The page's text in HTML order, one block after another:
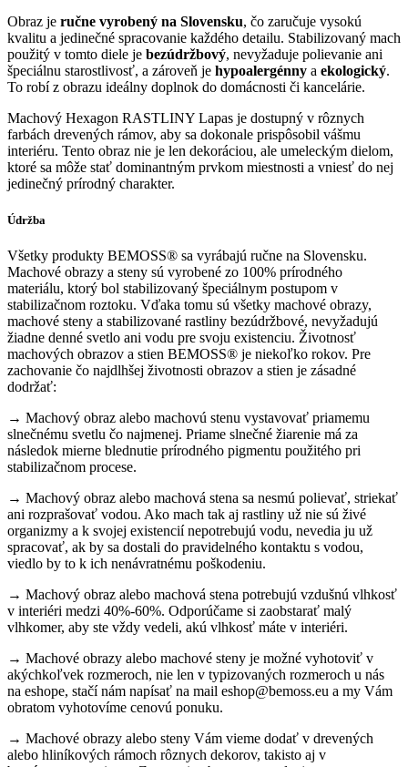
Obraz je ručne vyrobený na Slovensku, čo zaručuje vysokú
kvalitu a jedinečné spracovanie každého detailu. Stabilizovaný mach
použitý v tomto diele je bezúdržbový, nevyžaduje polievanie ani
špeciálnu starostlivosť, a zároveň je hypoalergénny a ekologický.
To robí z obrazu ideálny doplnok do domácnosti či kancelárie.
Machový Hexagon RASTLINY Lapas je dostupný v rôznych
farbách drevených rámov, aby sa dokonale prispôsobil vášmu
interiéru. Tento obraz nie je len dekoráciou, ale umeleckým dielom,
ktoré sa môže stať dominantným prvkom miestnosti a vniesť do nej
jedinečný prírodný charakter.
Údržba
Všetky produkty BEMOSS® sa vyrábajú ručne na Slovensku.
Machové obrazy a steny sú vyrobené zo 100% prírodného
materiálu, ktorý bol stabilizovaný špeciálnym postupom v
stabilizačnom roztoku. Vďaka tomu sú všetky machové obrazy,
machové steny a stabilizované rastliny bezúdržbové, nevyžadujú
žiadne denné svetlo ani vodu pre svoju existenciu. Životnosť
machových obrazov a stien BEMOSS® je niekoľko rokov. Pre
zachovanie čo najdlhšej životnosti obrazov a stien je zásadné
dodržať:
→ Machový obraz alebo machovú stenu vystavovať priamemu
slnečnému svetlu čo najmenej. Priame slnečné žiarenie má za
následok mierne blednutie prírodného pigmentu použitého pri
stabilizačnom procese.
→ Machový obraz alebo machová stena sa nesmú polievať, striekať
ani rozprašovať vodou. Ako mach tak aj rastliny už nie sú živé
organizmy a k svojej existencií nepotrebujú vodu, nevedia ju už
spracovať, ak by sa dostali do pravidelného kontaktu s vodou,
viedlo by to k ich nenávratnému poškodeniu.
→ Machový obraz alebo machová stena potrebujú vzdušnú vlhkosť
v interiéri medzi 40%-60%. Odporúčame si zaobstarať malý
vlhkomer, aby ste vždy vedeli, akú vlhkosť máte v interiéri.
→ Machové obrazy alebo machové steny je možné vyhotoviť v
akýchkoľvek rozmeroch, nie len v typizovaných rozmeroch u nás
na eshope, stačí nám napísať na mail eshop@bemoss.eu a my Vám
obratom vyhotovíme cenovú ponuku.
→ Machové obrazy alebo steny Vám vieme dodať v drevených
alebo hliníkových rámoch rôznych dekorov, takisto aj v